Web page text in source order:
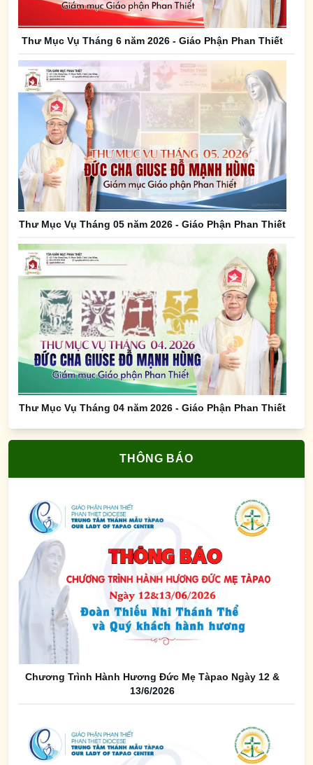
Thư Mục Vụ Tháng 6 năm 2026 - Giáo Phận Phan Thiết
Thư Mục Vụ Tháng 05 năm 2026 - Giáo Phận Phan Thiết
Thư Mục Vụ Tháng 04 năm 2026 - Giáo Phận Phan Thiết
THÔNG BÁO
Chương Trình Hành Hương Đức Mẹ Tàpao Ngày 12 &
13/6/2026